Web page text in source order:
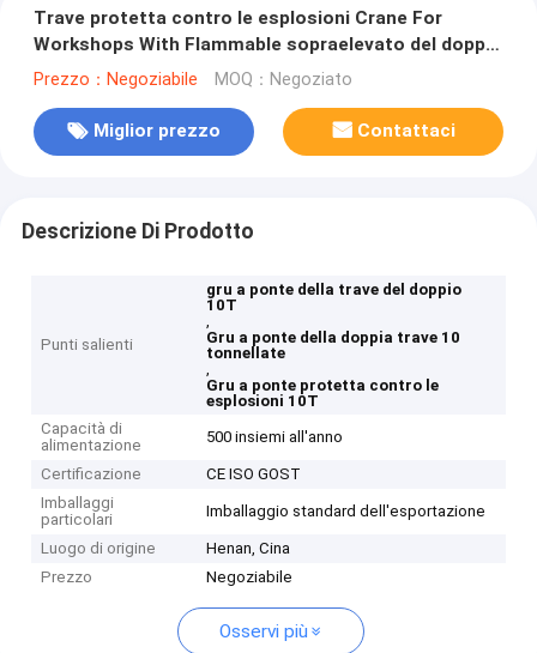
Trave protetta contro le esplosioni Crane For
Workshops With Flammable sopraelevato del doppio
10T
Prezzo：Negoziabile MOQ：Negoziato
Miglior prezzo Contattaci
Descrizione Di Prodotto
Punti salienti
gru a ponte della trave del doppio
10T
,
Gru a ponte della doppia trave 10
tonnellate
,
Gru a ponte protetta contro le
esplosioni 10T
Capacità di
alimentazione
500 insiemi all'anno
Certificazione
CE ISO GOST
Imballaggi
particolari
Imballaggio standard dell'esportazione
Luogo di origine
Henan, Cina
Prezzo
Negoziabile
Osservi più